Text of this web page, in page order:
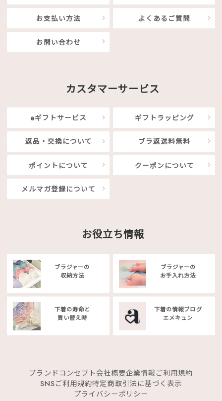
お支払い方法 よくあるご質問
お問い合わせ
カスタマーサービス
eギフトサービス ギフトラッピング
返品・交換について ブラ返送料無料
ポイントについて クーポンについて
メルマガ登録について
お役立ち情報
ブラジャーの
収納方法
ブラジャーの
お手入れ方法
下着の寿命と
買い替え時
下着の情報ブログ
エメキュン
ブランドコンセプト会社概要企業情報 ご利用規約
SNSご利用規約特定商取引法に基づく表示
プライバシーポリシー